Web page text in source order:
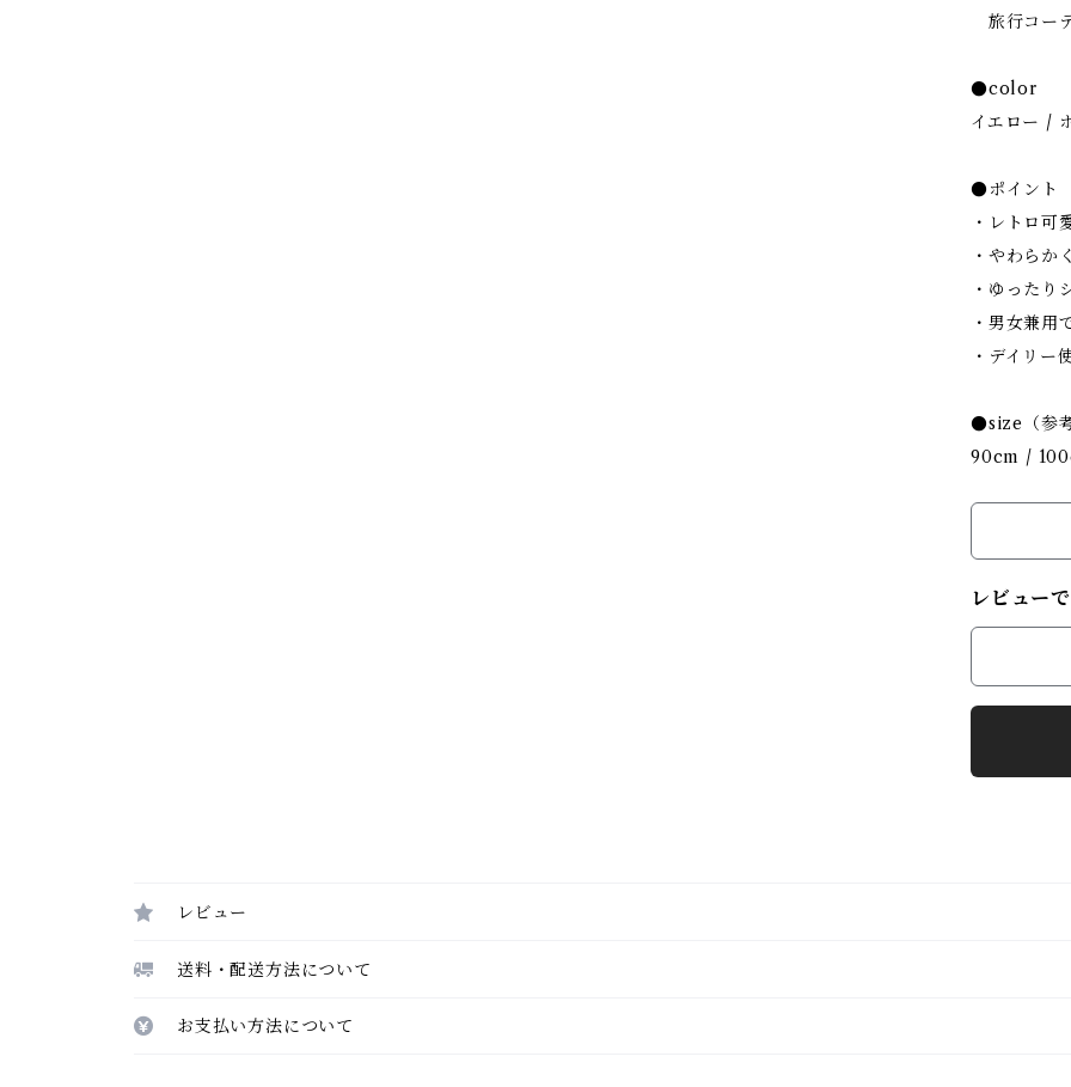
旅行コー
●color
イエロー /
●ポイント
・レトロ可
・やわらか
・ゆったり
・男女兼用
・デイリー
●size（参
90cm /
レビュー
レビュー
送料・配送方法について
お支払い方法について